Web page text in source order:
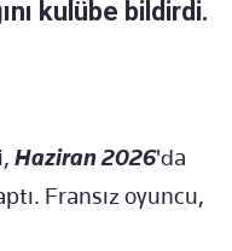
kulübe bildirdi.
Haziran 2026'da
Fransız oyuncu,